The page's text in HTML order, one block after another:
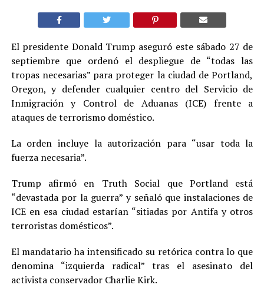
El presidente Donald Trump aseguró este sábado 27 de
septiembre que ordenó el despliegue de “todas las
tropas necesarias” para proteger la ciudad de Portland,
Oregon, y defender cualquier centro del Servicio de
Inmigración y Control de Aduanas (ICE) frente a
ataques de terrorismo doméstico.
La orden incluye la autorización para “usar toda la
fuerza necesaria”.
Trump afirmó en Truth Social que Portland está
“devastada por la guerra” y señaló que instalaciones de
ICE en esa ciudad estarían “sitiadas por Antifa y otros
terroristas domésticos”.
El mandatario ha intensificado su retórica contra lo que
denomina “izquierda radical” tras el asesinato del
activista conservador Charlie Kirk.